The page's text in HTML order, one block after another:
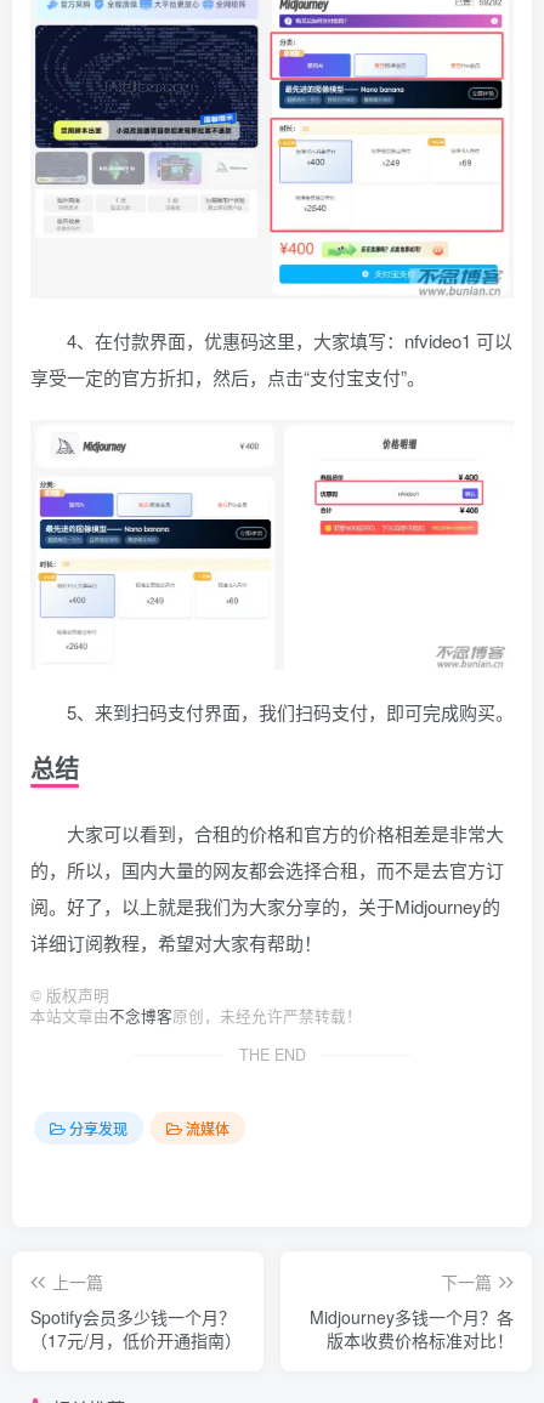
4、在付款界面，优惠码这里，大家填写：nfvideo1 可以
享受一定的官方折扣，然后，点击“支付宝支付”。
5、来到扫码支付界面，我们扫码支付，即可完成购买。
总结
大家可以看到，合租的价格和官方的价格相差是非常大
的，所以，国内大量的网友都会选择合租，而不是去官方订
阅。好了，以上就是我们为大家分享的，关于Midjourney的
详细订阅教程，希望对大家有帮助！
© 版权声明
本站文章由不念博客原创，未经允许严禁转载！
THE END
分享发现 流媒体
上一篇
Spotify会员多少钱一个月？
（17元/月，低价开通指南）
下一篇
Midjourney多钱一个月？各
版本收费价格标准对比！